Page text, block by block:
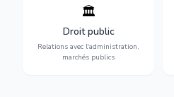
🏛️
Droit public
Relations avec l'administration,
marchés publics
Gestion de vos relations
avec l'administration :
marchés publics,
urbanisme et contentieux.